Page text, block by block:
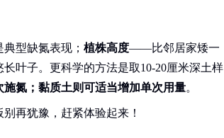
型缺氮表现； 植株高度——比邻居家矮一
叶子。更科学的方法是取10-20厘米深土样
氮；黏质土则可适当增加单次用量。
再犹豫，赶紧体验起来！